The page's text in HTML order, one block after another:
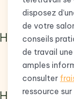
disposez
de votre
conseils
de travail
amples
consulter
ressource